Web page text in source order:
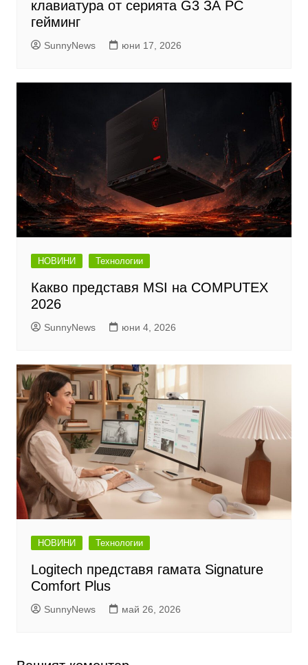
клавиатура от серията G3 ЗА PC
гейминг
SunnyNews юни 17, 2026
НОВИНИ Технологии
Какво представя MSI на COMPUTEX
2026
SunnyNews юни 4, 2026
НОВИНИ Технологии
Logitech представя гамата Signature
Comfort Plus
SunnyNews май 26, 2026